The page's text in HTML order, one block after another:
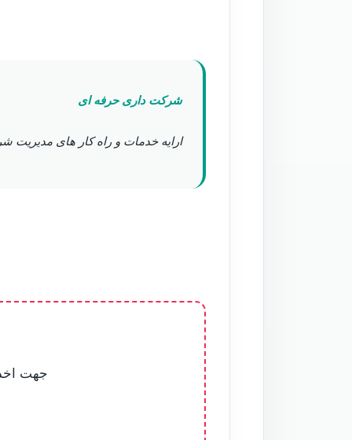
شرکت داری حرفه ای
ارایه خدمات و راه کار های مدیریت
جهت